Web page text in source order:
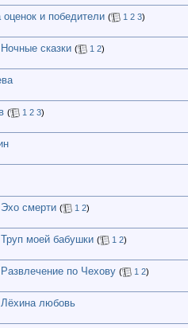
оценок и победители ( 1 2 3)
сказки ( 1 2)
( 1 2 3)
смерти ( 1 2)
моей бабушки ( 1 2)
по Чехову ( 1 2)
любовь